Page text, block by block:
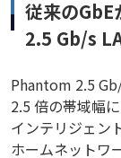
従来の
2.5 Gb/s
Phantom 2.5
2.5 倍の帯域幅
インテリジェン
ホームネットワ